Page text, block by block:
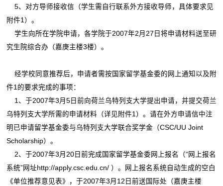
5、对方导师接收信（学生需自行联系外方接收导师，具体要求见
附件1）。
学生向所在学院申请，各学院于2007年2月27日将申请材料送至研
究生院综合办（嘉庚主楼3楼）。
经学校同意推荐后，申请者需按国家留学基金委的网上通知以及附
件1的要求完成的事项：
1、于2007年3月5日前向荷兰乌特列支大学提出申请，并提交荷兰
乌特列支大学所需的申请材料（详见附件1）。请在外方申请信中注
明已申请留学基金委与乌特列支大学联合奖学金（CSC/UU Joint
Scholarship）。
2、于2007年3月20日前完成国家留学基金委网上报名（“网上报名
系统”网址 http://apply.csc.edu.cn/）。网上报名系统自动生成的空白
《单位推荐意见表》，于2007年3月12日前送国际处（嘉庚主楼